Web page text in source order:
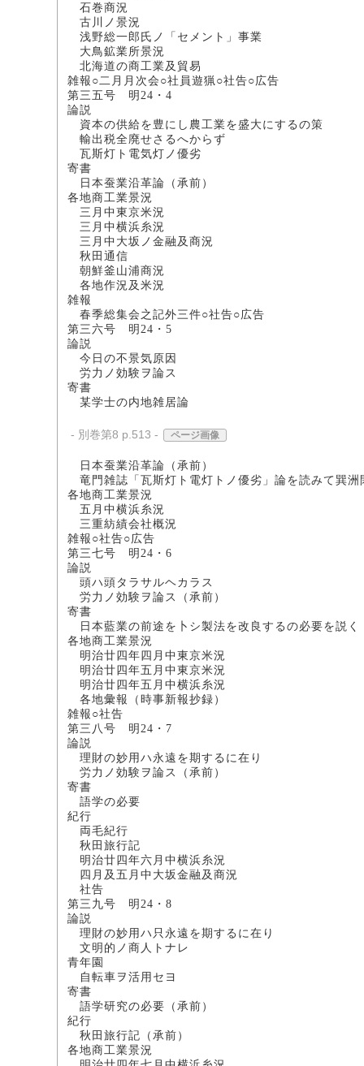
石巻商況 小金
古川ノ景況
浅野総一郎氏ノ「セメン
大鳥鉱業所景況
北海道の商工業及
雑報○二月月次会○社員遊猟○社告○広告
第三五号 明24・4
論説
資本の供給を豊にし農工業を盛大
輸出税全廃せさる
瓦斯灯ト電気灯ノ
寄書
日本蚕業沿革論（
各地商工業景況
三月中東京米況
三月中横浜糸況 書
三月中大坂ノ金融及
秋田通信 中
朝鮮釜山浦商況
各地作況及米況
雑報
春季総集会之記外三件○社告○広告
第三六号 明24・5
論説
今日の不景気原因
労力ノ効験ヲ論ス
寄書
某学士の内地
- 別巻第8 p.513 - ページ画像
日本蚕業沿革論（
竜門雑誌「瓦斯灯ト電灯トノ優劣」論
各地商工業景況
五月中横浜糸況 書
三重紡績会社概況
雑報○社告○広告
第三七号 明24・6
論説
頭ハ頭タラサルヘカラ
労力ノ効験ヲ論ス（承
寄書
日本藍業の前途を卜シ製法を改良
各地商工業景況
明治廿四年四月中東京米況
明治廿四年五月中東京米況
明治廿四年五月中横浜糸
各地彙報（時事新報抄録）
雑報○社告
第三八号 明24・7
論説
理財の妙用ハ永遠を期す
労力ノ効験ヲ論ス（承
寄書
語学の必要 井
紀行
両毛紀行
秋田旅行記
明治廿四年六月中横浜糸
四月及五月中大坂金融及
社告
第三九号 明24・8
論説
理財の妙用ハ只永遠を期す
文明的ノ商人ト
青年園
自転車ヲ活用
寄書
語学研究の必要（承
紀行
秋田旅行記（承
各地商工業景況